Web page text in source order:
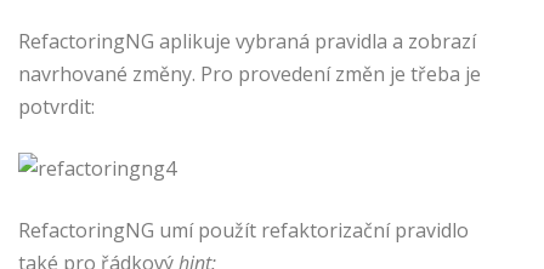
RefactoringNG aplikuje vybraná pravidla a zobrazí
navrhované změny. Pro provedení změn je třeba je
potvrdit:
RefactoringNG umí použít refaktorizační pravidlo
také pro řádkovýhint: